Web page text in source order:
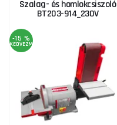
Szalag- és homlokcsiszoló
BT203-914_230V
-15 %
KEDVEZMÉNY